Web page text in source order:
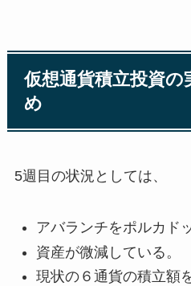
仮想通貨積立投資の
め
5週目の状況としては、
アバランチをポルカド
資産が微減している。
現状の６通貨の積立額